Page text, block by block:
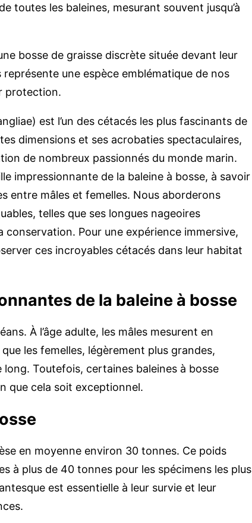
toutes les baleines, mesurant souvent jusqu’à
bosse de graisse discrète située devant leur
une espèce emblématique de nos
protection.
est l’un des cétacés les plus fascinants de
dimensions et ses acrobaties spectaculaires,
de nombreux passionnés du monde marin.
impressionnante de la baleine à bosse, à savoir
entre mâles et femelles. Nous aborderons
telles que ses longues nageoires
conservation. Pour une expérience immersive,
ces incroyables cétacés dans leur habitat
de la baleine à bosse
À l’âge adulte, les mâles mesurent en
les femelles, légèrement plus grandes,
Toutefois, certaines baleines à bosse
que cela soit exceptionnel.
en moyenne environ 30 tonnes. Ce poids
à plus de 40 tonnes pour les spécimens les plus
est essentielle à leur survie et leur